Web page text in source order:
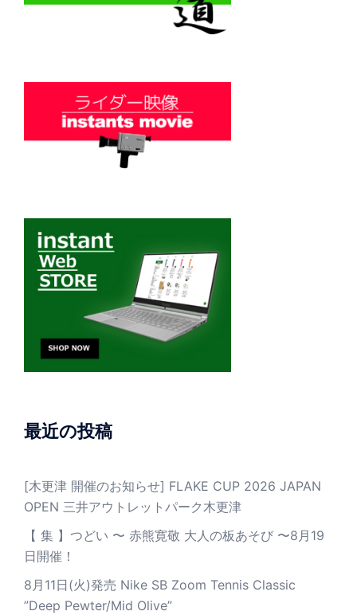
最近の投稿
[木更津 開催のお知らせ] FLAKE CUP 2026 JAPAN
OPEN 三井アウトレットパーク木更津
【 集 】つどい 〜 赤熊寛敬 大人の板あそび 〜8月19
日開催！
8月11日(火)発売 Nike SB Zoom Tennis Classic
”Deep Pewter/Mid Olive”